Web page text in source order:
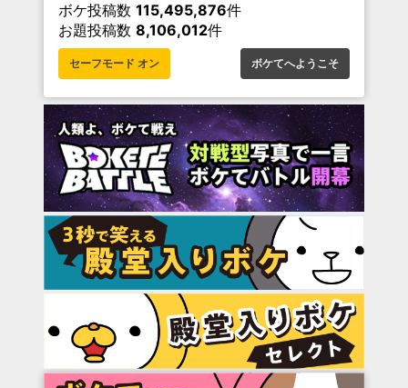
ボケ投稿数 115,495,876件
お題投稿数 8,106,012件
セーフモード オン ボケてへようこそ